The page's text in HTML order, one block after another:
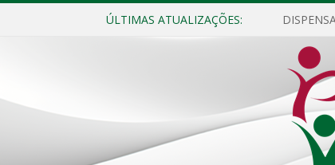
ÚLTIMAS ATUALIZAÇÕES: